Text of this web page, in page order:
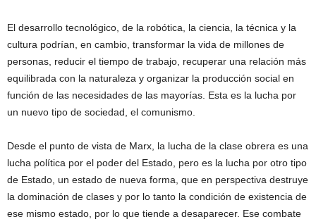
El desarrollo tecnológico, de la robótica, la ciencia, la técnica y la
cultura podrían, en cambio, transformar la vida de millones de
personas, reducir el tiempo de trabajo, recuperar una relación más
equilibrada con la naturaleza y organizar la producción social en
función de las necesidades de las mayorías. Esta es la lucha por
un nuevo tipo de sociedad, el comunismo.
Desde el punto de vista de Marx, la lucha de la clase obrera es una
lucha política por el poder del Estado, pero es la lucha por otro tipo
de Estado, un estado de nueva forma, que en perspectiva destruye
la dominación de clases y por lo tanto la condición de existencia de
ese mismo estado, por lo que tiende a desaparecer. Ese combate